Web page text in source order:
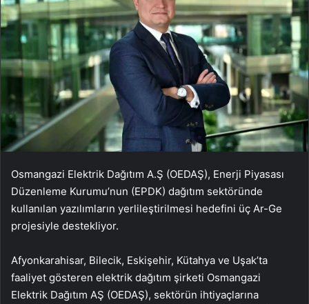
Osmangazi Elektrik Dağıtım A.Ş (OEDAŞ), Enerji Piyasası
Düzenleme Kurumu’nun (EPDK) dağıtım sektöründe
kullanılan yazılımların yerlileştirilmesi hedefini üç Ar-Ge
projesiyle destekliyor.
Afyonkarahisar, Bilecik, Eskişehir, Kütahya ve Uşak’ta
faaliyet gösteren elektrik dağıtım şirketi Osmangazi
Elektrik Dağıtım AŞ (OEDAŞ), sektörün ihtiyaçlarına